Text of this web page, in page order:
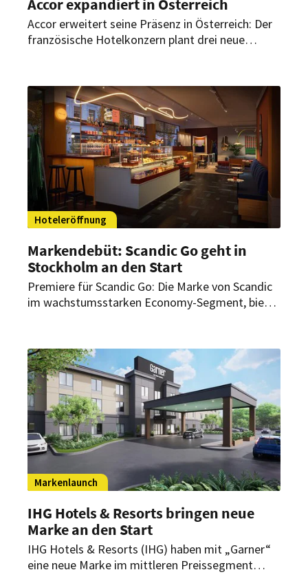
Accor expandiert in Österreich
Accor erweitert seine Präsenz in Österreich: Der
französische Hotelkonzern plant drei neue
Portfolio in Österreich auf 41 Hotels.
Hoteleröffnung
Markendebüt: Scandic Go geht in
Stockholm an den Start
Premiere für Scandic Go: Die Marke von Scandic
im wachstumsstarken Economy-Segment, bietet
Angebot von Scandic Go wahrnehmen.
Markenlaunch
IHG Hotels & Resorts bringen neue
Marke an den Start
IHG Hotels & Resorts (IHG) haben mit „Garner“
eine neue Marke im mittleren Preissegment